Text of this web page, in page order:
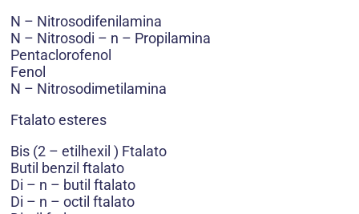
N – Nitrosodifenilamina
N – Nitrosodi – n – Propilamina
Pentaclorofenol
Fenol
N – Nitrosodimetilamina
Ftalato esteres
Bis (2 – etilhexil ) Ftalato
Butil benzil ftalato
Di – n – butil ftalato
Di – n – octil ftalato